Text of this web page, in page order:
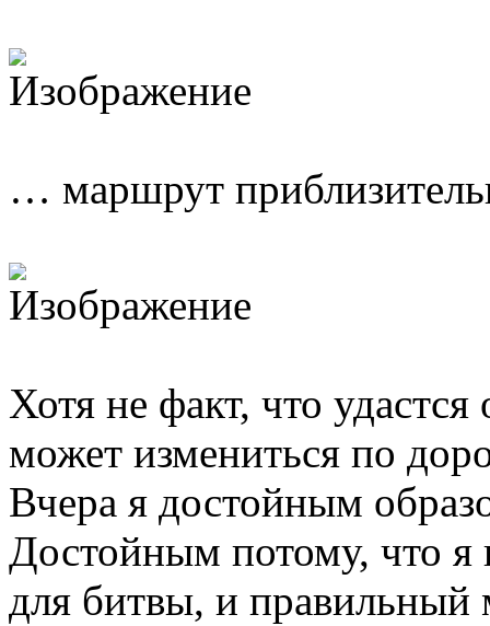
… маршрут
Хотя не факт, что
может измениться по
Вчера я достойным
Достойным потому, что я
для битвы, и правильный